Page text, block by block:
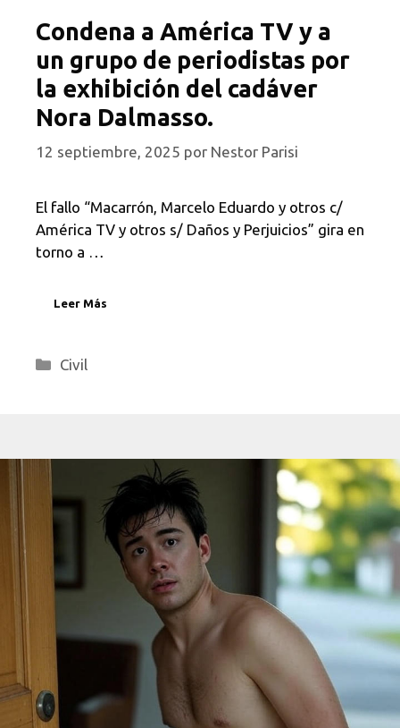
Condena a América TV y a
un grupo de periodistas por
la exhibición del cadáver
Nora Dalmasso.
12 septiembre, 2025 por Nestor Parisi
El fallo “Macarrón, Marcelo Eduardo y otros c/
América TV y otros s/ Daños y Perjuicios” gira en
torno a …
Leer Más
Categorías
Civil